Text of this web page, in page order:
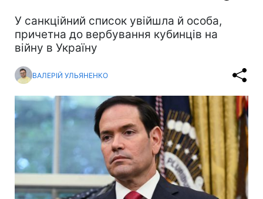
У санкційний список увійшла й особа,
причетна до вербування кубинців на
війну в Україну
ВАЛЕРІЙ УЛЬЯНЕНКО